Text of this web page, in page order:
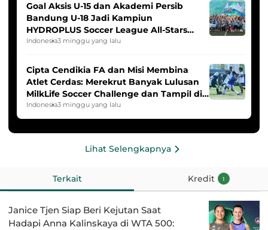
Goal Aksis U-15 dan Akademi Persib
Bandung U-18 Jadi Kampiun
HYDROPLUS Soccer League All-Stars
2025/2026
Indonesia3 minggu yang lalu
Cipta Cendikia FA dan Misi Membina
Atlet Cerdas: Merekrut Banyak Lulusan
MilkLife Soccer Challenge dan Tampil di
HYDROPLUS Soccer League
Indonesia3 minggu yang lalu
Lihat Selengkapnya
Terkait Kredit 1
Janice Tjen Siap Beri Kejutan Saat
Hadapi Anna Kalinskaya di WTA 500: